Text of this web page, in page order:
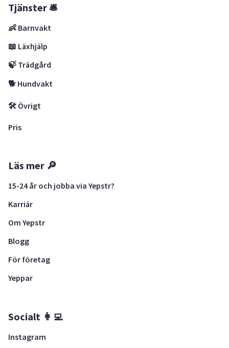
Tjänster 🛎
👶 Barnvakt
📖 Läxhjälp
🍃 Trädgård
🐕 Hundvakt
🛠 Övrigt
Pris
Läs mer 🔎
15-24 år och jobba via Yepstr?
Karriär
Om Yepstr
Blogg
För företag
Yeppar
Socialt 👩‍💻
Instagram